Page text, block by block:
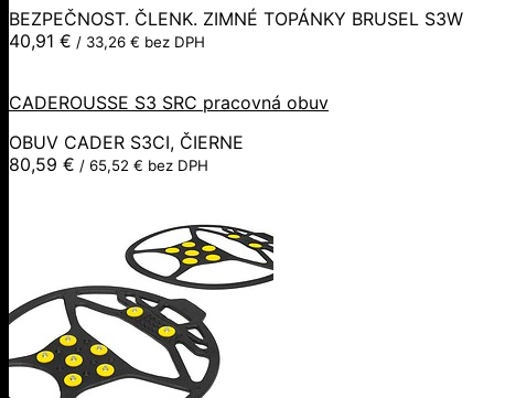
BEZPEČNOST. ČLENK. ZIMNÉ TOPÁNKY BRUSEL S3W
40,91 € / 33,26 € bez DPH
CADEROUSSE S3 SRC pracovná obuv
OBUV CADER S3CI, ČIERNE
80,59 € / 65,52 € bez DPH